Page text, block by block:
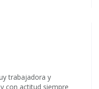
trabajadora y
con actitud siempre